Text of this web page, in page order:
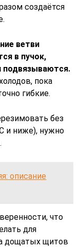
создаётся
ветви
в пучок,
подвязываются.
пока
гибкие.
без
и ниже), нужно
описание
что
для
дощатых щитов